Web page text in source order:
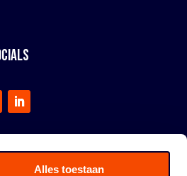
Alles toestaan